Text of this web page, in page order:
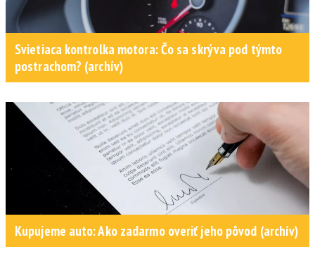
Svietiaca kontrolka motora: Čo sa skrýva pod týmto
postrachom? (archív)
Kupujeme auto: Ako zadarmo overiť jeho pôvod (archív)